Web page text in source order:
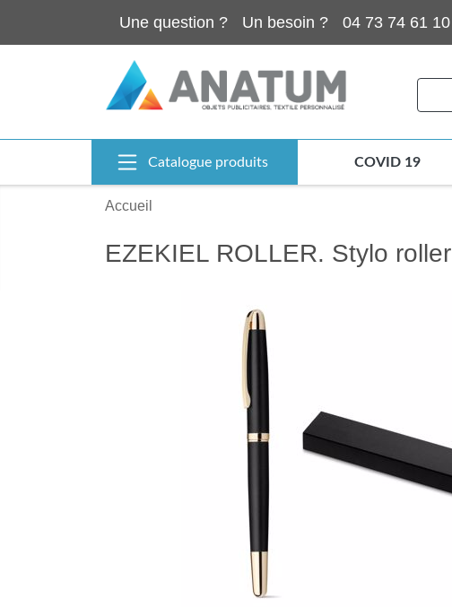
Une question ? Un besoin ? 04 73 74 61 10
Catalogue produits COVID 19
Accueil
EZEKIEL ROLLER. Stylo roller